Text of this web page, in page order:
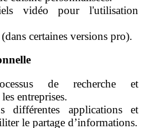
vidéo pour l'utilisation
certaines versions pro).
de recherche et
entreprises.
différentes applications et
le partage d’informations.